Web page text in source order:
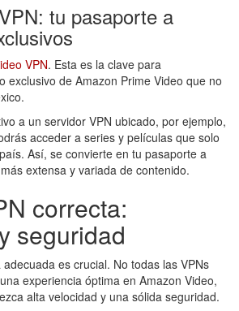
tu pasaporte a
VPN. Esta es la clave para
exclusivo de Amazon Prime Video que no
a un servidor VPN ubicado, por ejemplo,
acceder a series y películas que solo
Así, se convierte en tu pasaporte a
extensa y variada de contenido.
correcta:
seguridad
es crucial. No todas las VPNs
experiencia óptima en Amazon Video,
alta velocidad y una sólida seguridad.